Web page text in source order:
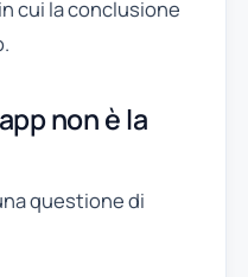
cui la conclusione
non è la
questione di